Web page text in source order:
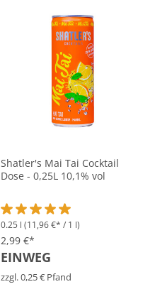
Shatler's Mai Tai Cocktail
Dose - 0,25L 10,1% vol
Durchschnittliche Bewertung
0.25 l (11,96 €* / 1 l)
2,99 €*
EINWEG
zzgl. 0,25 € Pfand